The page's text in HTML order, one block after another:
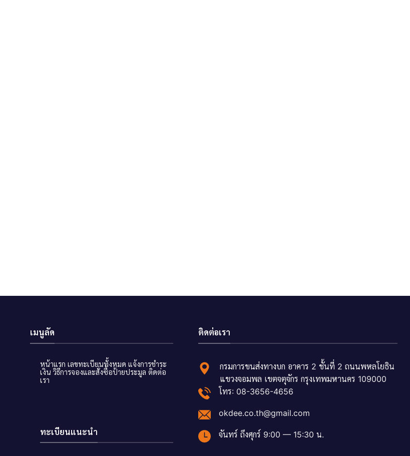
เมนูลัด
หน้าแรก เลขทะเบียนทั้งหมด แจ้งการชำระ
เงิน วิธีการจองและสั่งซื้อป้ายประมูล ติดต่อ
เรา
ทะเบียนแนะนำ
ติดต่อเรา
กรมการขนส่งทางบก อาคาร 2 ชั้นที่ 2 ถนนพหลโยธิน
แขวงจอมพล เขตจตุจักร กรุงเทพมหานคร 109000
โทร: 08-3656-4656
okdee.co.th@gmail.com
จันทร์ ถึงศุกร์ 9:00 — 15:30 น.